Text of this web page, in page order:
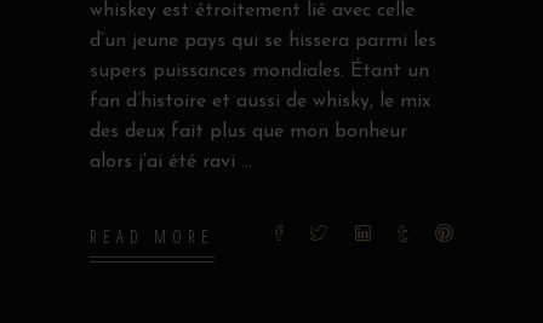
whiskey est étroitement lié avec celle
d’un jeune pays qui se hissera parmi les
supers puissances mondiales. Étant un
fan d’histoire et aussi de whisky, le mix
des deux fait plus que mon bonheur
alors j’ai été ravi
READ MORE